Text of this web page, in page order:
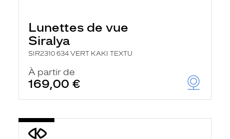
Lunettes de vue
Siralya
SIR2310 634 VERT KAKI TEXTU
À partir de
169,00 €